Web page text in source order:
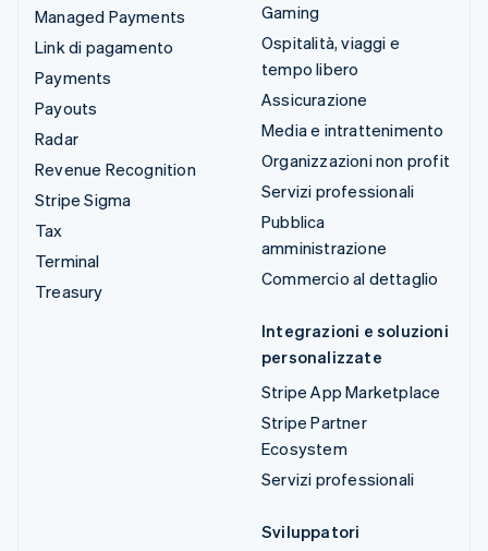
Managed Payments
Link di pagamento
Payments
Payouts
Radar
Revenue Recognition
Stripe Sigma
Tax
Terminal
Treasury
Gaming
Ospitalità, viaggi e
tempo libero
Assicurazione
Media e intrattenimento
Organizzazioni non profit
Servizi professionali
Pubblica
amministrazione
Commercio al dettaglio
Integrazioni e soluzioni
personalizzate
Stripe App Marketplace
Stripe Partner
Ecosystem
Servizi professionali
Sviluppatori